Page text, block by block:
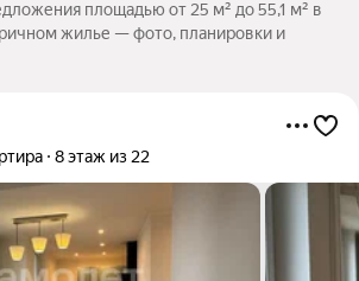
площадью от 25 м² до 55,1 м² в
жилье — фото, планировки и
8 этаж из 22